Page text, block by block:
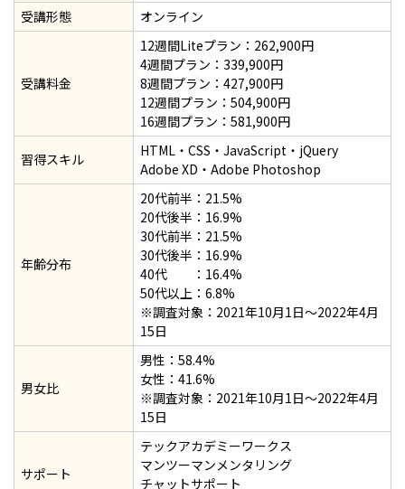
テックアカデミーのはじめての副業コースの学習から副
手順1：テックアカデミーのはじめての副業コースの申し
手順2：テックアカデミーのはじめての副業コースを受講
手順3：実力判定テスト
手順4：テックアカデミーワークスで副業開始
手順5：報酬の獲得
テックアカデミーのはじめての副業コースは稼げる？稼
受講中はテックアカデミーワークスで稼げる
習得したスキルで卒業後も稼げる
テックアカデミーのはじめての副業コースの卒業後に稼
ぐ方法
方法① より高単価な案件に応募する
受講形態
オンライン
受講料金
12週間Liteプラン：262,900円
4週間プラン：339,900円
8週間プラン：427,900円
12週間プラン：504,900円
16週間プラン：581,900円
習得スキル
HTML・CSS・JavaScript・jQuery
Adobe XD・Adobe Photoshop
年齢分布
20代前半：21.5%
20代後半：16.9%
30代前半：21.5%
30代後半：16.9%
40代 ：16.4%
50代以上：6.8%
※調査対象：2021年10月1日〜2022年4月
15日
男女比
男性：58.4%
女性：41.6%
※調査対象：2021年10月1日〜2022年4月
15日
サポート
テックアカデミーワークス
マンツーマンメンタリング
チャットサポート